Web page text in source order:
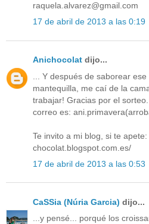
raquela.alvarez@gmail.com
17 de abril de 2013 a las 0:19
Anichocolat dijo...
... Y después de saborear
mantequilla, me caí de la
trabajar! Gracias por el
correo es:
Te invito a mi blog, si te
chocolat.blogspot.com.es/
17 de abril de 2013 a las 0:53
CaSSia (Núria Garcia) dijo...
...y pensé... porqué los